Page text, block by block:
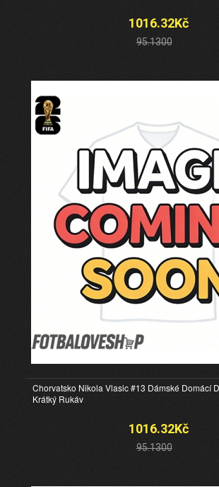
1016.32Kč
95.1300
Chorvatsko Nikola Vlasic #13 Dámské Domácí
Krátký Rukáv
1016.32Kč
95.1300